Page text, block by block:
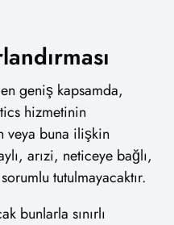
geniş kapsamda,
hizmetinin
veya buna ilişkin
arızi, neticeye bağlı,
tutulmayacaktır.
bunlarla sınırlı